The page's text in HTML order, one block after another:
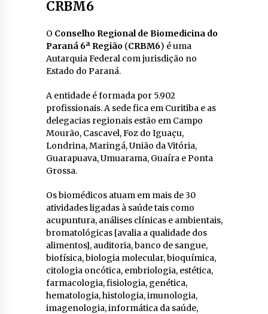
CRBM6
O Conselho Regional de Biomedicina do
Paraná 6ª Região(CRBM6) é uma
Autarquia Federal com jurisdição no
Estado do Paraná.
A entidade é formada por 5.902
profissionais. A sede fica em Curitiba e as
delegacias regionais estão em Campo
Mourão, Cascavel, Foz do Iguaçu,
Londrina, Maringá, União da Vitória,
Guarapuava, Umuarama, Guaíra e Ponta
Grossa.
Os biomédicos atuam em mais de 30
atividades ligadas à saúde tais como
acupuntura, análises clínicas e ambientais,
bromatológicas [avalia a qualidade dos
alimentos], auditoria, banco de sangue,
biofísica, biologia molecular, bioquímica,
citologia oncótica, embriologia, estética,
farmacologia, fisiologia, genética,
hematologia, histologia, imunologia,
imagenologia, informática da saúde,